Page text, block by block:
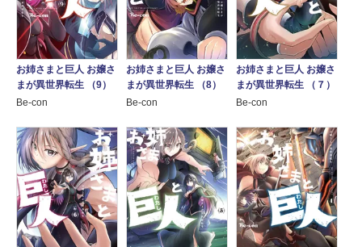
お姉さまと巨人 お嬢さ
まが異世界転生 （9）
Be-con
お姉さまと巨人 お嬢さ
まが異世界転生 （8）
Be-con
お姉さまと巨人 お嬢さ
まが異世界転生 （７）
Be-con